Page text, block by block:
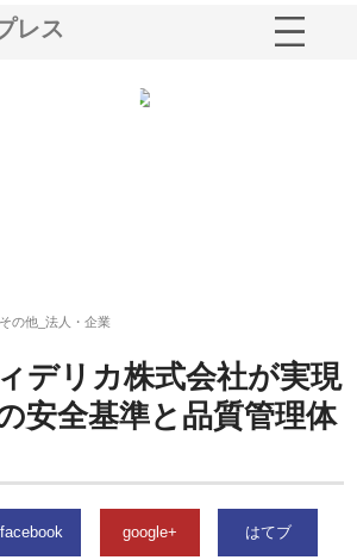
レス
その他_法人・企業
デリカ株式会社が実現
安全基準と品質管理体
facebook google+ はてブ